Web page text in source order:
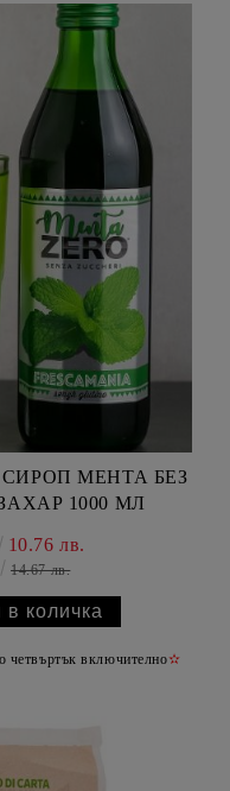
МЕНТА БЕЗ
1000 МЛ
10.76 лв.
14.67 лв.
четвъртък включително✫